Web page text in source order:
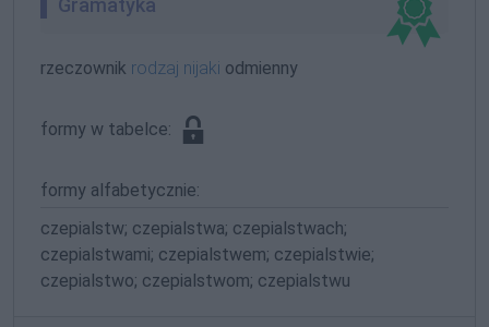
Gramatyka
rzeczownik rodzaj nijaki odmienny
formy w tabelce:
formy alfabetycznie:
czepialstw; czepialstwa; czepialstwach;
czepialstwami; czepialstwem; czepialstwie;
czepialstwo; czepialstwom; czepialstwu